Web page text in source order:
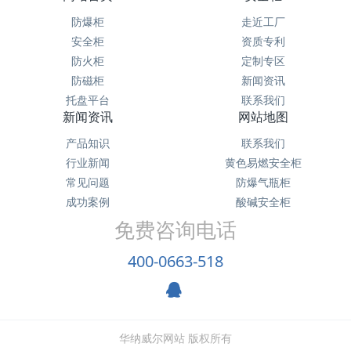
防爆柜
安全柜
防火柜
防磁柜
托盘平台
走近工厂
资质专利
定制专区
新闻资讯
联系我们
新闻资讯
产品知识
行业新闻
常见问题
成功案例
网站地图
联系我们
黄色易燃安全柜
防爆气瓶柜
酸碱安全柜
免费咨询电话
400-0663-518
华纳威尔网站 版权所有